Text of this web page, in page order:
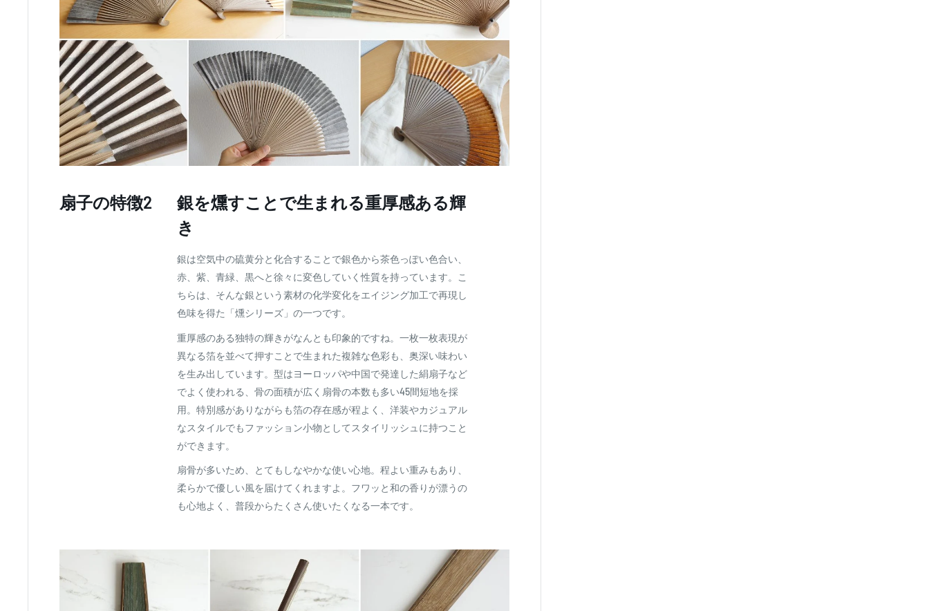
扇子の特徴2
銀を燻すことで生まれる重厚感ある輝
き
銀は空気中の硫黄分と化合することで銀色から茶色っぽい色合い、
赤、紫、青緑、黒へと徐々に変色していく性質を持っています。こ
ちらは、そんな銀という素材の化学変化をエイジング加工で再現し
色味を得た「燻シリーズ」の一つです。
重厚感のある独特の輝きがなんとも印象的ですね。一枚一枚表現が
異なる箔を並べて押すことで生まれた複雑な色彩も、奥深い味わい
を生み出しています。型はヨーロッパや中国で発達した絹扇子など
でよく使われる、骨の面積が広く扇骨の本数も多い45間短地を採
用。特別感がありながらも箔の存在感が程よく、洋装やカジュアル
なスタイルでもファッション小物としてスタイリッシュに持つこと
ができます。
扇骨が多いため、とてもしなやかな使い心地。程よい重みもあり、
柔らかで優しい風を届けてくれますよ。フワッと和の香りが漂うの
も心地よく、普段からたくさん使いたくなる一本です。